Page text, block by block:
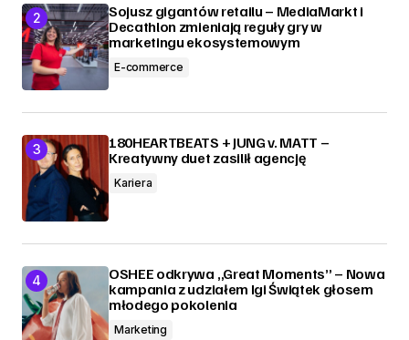
Sojusz gigantów retailu – MediaMarkt i
Decathlon zmieniają reguły gry w
marketingu ekosystemowym
E-commerce
180HEARTBEATS + JUNG v. MATT –
Kreatywny duet zasilił agencję
Kariera
OSHEE odkrywa „Great Moments” – Nowa
kampania z udziałem Igi Świątek głosem
młodego pokolenia
Marketing